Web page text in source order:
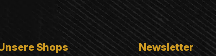
Shops Newsletter